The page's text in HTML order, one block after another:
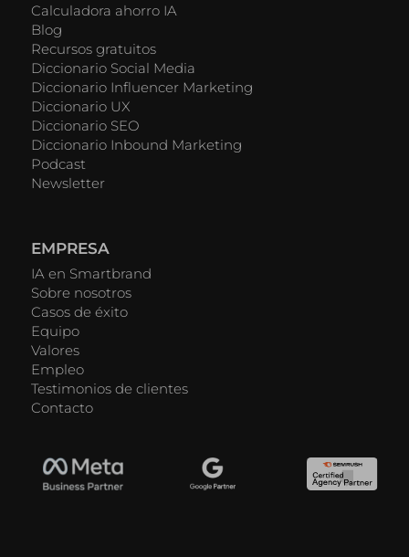
Calculadora ahorro IA
Blog
Recursos gratuitos
Diccionario Social Media
Diccionario Influencer Marketing
Diccionario UX
Diccionario SEO
Diccionario Inbound Marketing
Podcast
Newsletter
EMPRESA
IA en Smartbrand
Sobre nosotros
Casos de éxito
Equipo
Valores
Empleo
Testimonios de clientes
Contacto